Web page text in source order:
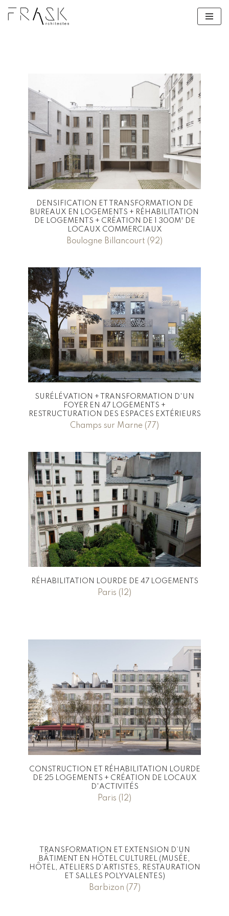
DENSIFICATION ET TRANSFORMATION DE
BUREAUX EN LOGEMENTS + RÉHABILITATION
DE LOGEMENTS + CRÉATION DE 1 300M² DE
LOCAUX COMMERCIAUX
Boulogne Billancourt (92)
SURÉLÉVATION + TRANSFORMATION D'UN
FOYER EN 47 LOGEMENTS +
RESTRUCTURATION DES ESPACES EXTÉRIEURS
Champs sur Marne (77)
RÉHABILITATION LOURDE DE 47 LOGEMENTS
Paris (12)
CONSTRUCTION ET RÉHABILITATION LOURDE
DE 25 LOGEMENTS + CRÉATION DE LOCAUX
D'ACTIVITÉS
Paris (12)
TRANSFORMATION ET EXTENSION D’UN
BÂTIMENT EN HÔTEL CULTUREL (MUSÉE,
HÔTEL, ATELIERS D’ARTISTES, RESTAURATION
ET SALLES POLYVALENTES)
Barbizon (77)